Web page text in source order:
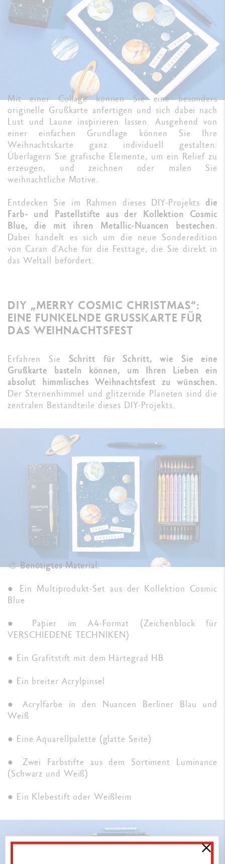
Mit einer Collage können Sie eine besonders
originelle Grußkarte anfertigen und sich dabei nach
Lust und Laune inspirieren lassen. Ausgehend von
einer einfachen Grundlage können Sie Ihre
Weihnachtskarte ganz individuell gestalten:
Überlagern Sie grafische Elemente, um ein Relief zu
erzeugen, und zeichnen oder malen Sie
weihnachtliche Motive.
Entdecken Sie im Rahmen dieses DIY-Projektsdie
Farb- und Pastellstifte aus der Kollektion Cosmic
Blue, die mit ihren Metallic-Nuancen bestechen.
Dabei handelt es sich um die neue Sonderedition
von Caran d’Ache für die Festtage, die Sie direkt in
das Weltall befördert.
DIY „MERRY COSMIC CHRISTMAS“:
EINE FUNKELNDE GRUSSKARTE FÜR
DAS WEIHNACHTSFEST
Erfahren Sie Schritt für Schritt, wie Sie eine
Grußkarte basteln können, um Ihren Lieben ein
absolut himmlisches Weihnachtsfest zu wünschen.
Der Sternenhimmel und glitzernde Planeten sind die
zentralen Bestandteile dieses DIY-Projekts.
🎨Benötigtes Material:
● Ein Multiprodukt-Set aus der Kollektion Cosmic
Blue
● Papier im A4-Format (Zeichenblock für
VERSCHIEDENE TECHNIKEN)
● Ein Grafitstift mit dem Härtegrad HB
● Ein breiter Acrylpinsel
● Acrylfarbe in den Nuancen Berliner Blau und
Weiß
● Eine Aquarellpalette (glatte Seite)
● Zwei Farbstifte aus dem Sortiment Luminance
(Schwarz und Weiß)
● Ein Klebestift oder Weißleim